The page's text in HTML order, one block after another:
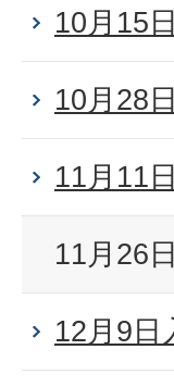
10月15
10月28
11月11
11月26
12月9日